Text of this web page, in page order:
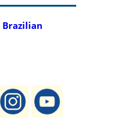
Brazilian